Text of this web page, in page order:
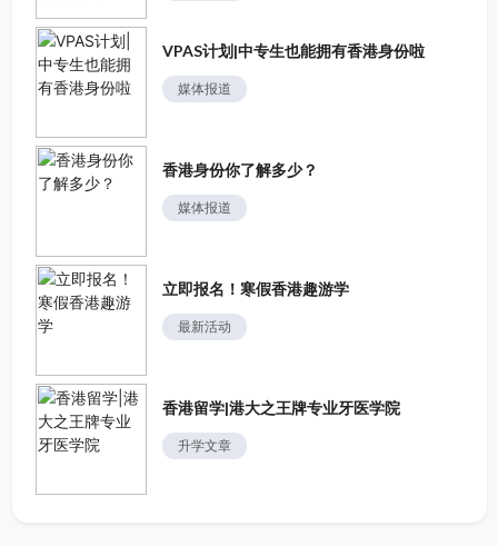
VPAS计划|中专生也能拥有香港身份啦
媒体报道
香港身份你了解多少？
媒体报道
立即报名！寒假香港趣游学
最新活动
香港留学|港大之王牌专业牙医学院
升学文章